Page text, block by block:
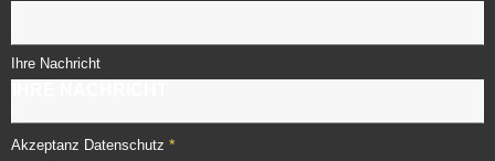
Ihre Nachricht
Akzeptanz Datenschutz *